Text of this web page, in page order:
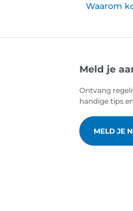
Waarom
Meld je
Ontvang
handige tips
MELD JE